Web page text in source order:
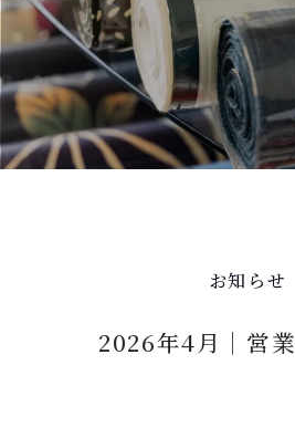
お知らせ
2026年4月｜営